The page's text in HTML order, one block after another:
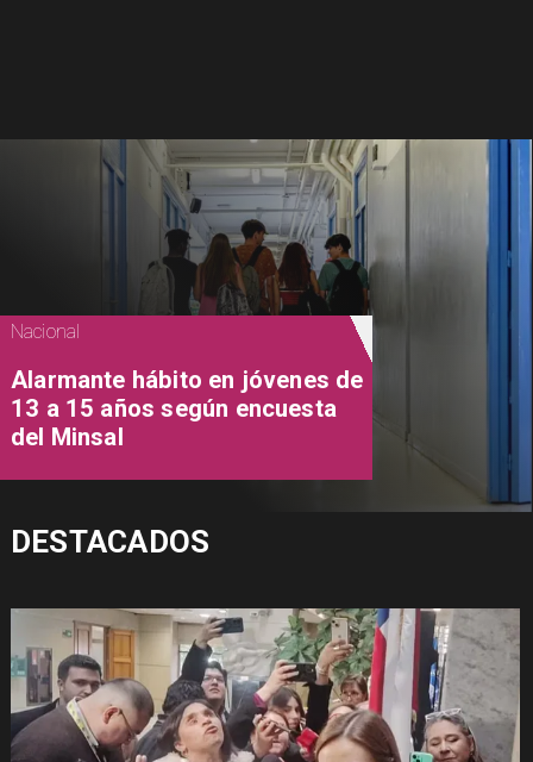
Nacional
Alarmante hábito en jóvenes de
13 a 15 años según encuesta
del Minsal
DESTACADOS